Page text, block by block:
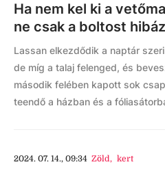
Ha nem kel ki a
ne csak a boltost
Lassan elkezdődik a naptár
de míg a talaj felenged, és
második felében kapott sok
teendő a házban és a
2024. 07. 14., 09:34 Zöld, kert